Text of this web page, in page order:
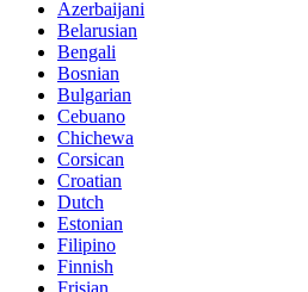
Azerbaijani
Belarusian
Bengali
Bosnian
Bulgarian
Cebuano
Chichewa
Corsican
Croatian
Dutch
Estonian
Filipino
Finnish